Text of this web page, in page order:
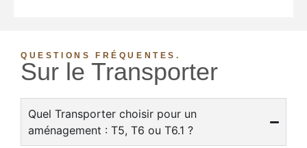
QUESTIONS FRÉQUENTES.
Sur le Transporter
Quel Transporter choisir pour un
aménagement : T5, T6 ou T6.1 ?